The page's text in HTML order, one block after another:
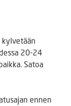
20-24
Satoa
ennen